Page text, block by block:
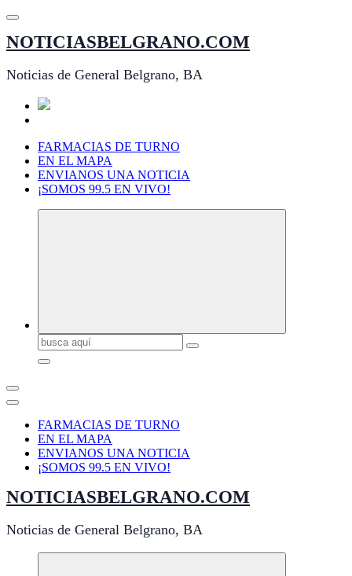
Saltar
contenido
NOTICIASBELGRANO.COM
Noticias de General Belgrano, BA
FARMACIAS DE TURNO
EN EL MAPA
ENVIANOS UNA NOTICIA
¡SOMOS 99.5 EN VIVO!
Buscar:
FARMACIAS DE TURNO
EN EL MAPA
ENVIANOS UNA NOTICIA
¡SOMOS 99.5 EN VIVO!
NOTICIASBELGRANO.COM
Noticias de General Belgrano, BA